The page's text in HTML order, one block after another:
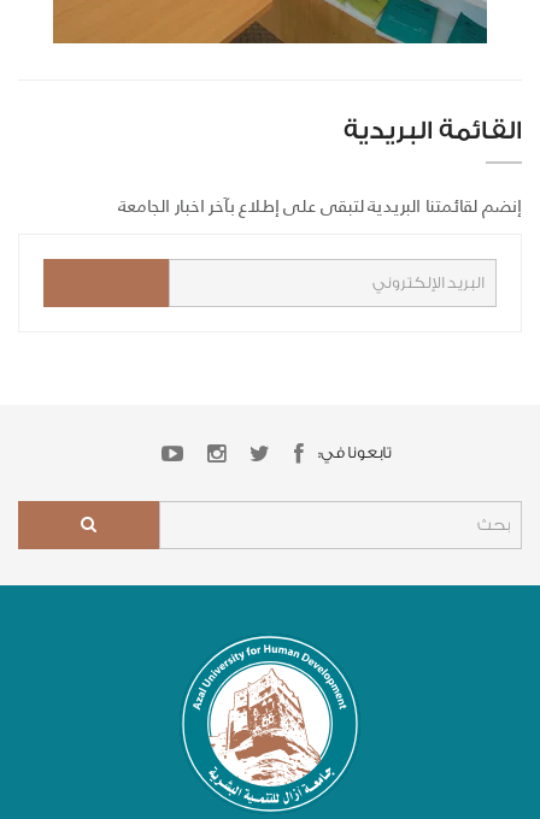
القائمة البريدية
إنضم لقائمتنا البريدية لتبقى على إطلاع بآخر اخبار الجامعة
تابعونا في: